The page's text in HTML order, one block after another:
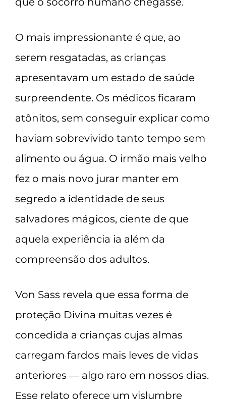
O mais impressionante é que, ao
serem resgatadas, as crianças
apresentavam um estado de saúde
surpreendente. Os médicos ficaram
atônitos, sem conseguir explicar como
haviam sobrevivido tanto tempo sem
alimento ou água. O irmão mais velho
fez o mais novo jurar manter em
segredo a identidade de seus
salvadores mágicos, ciente de que
aquela experiência ia além da
compreensão dos adultos.
Von Sass revela que essa forma de
proteção Divina muitas vezes é
concedida a crianças cujas almas
carregam fardos mais leves de vidas
anteriores — algo raro em nossos dias.
Esse relato oferece um vislumbre